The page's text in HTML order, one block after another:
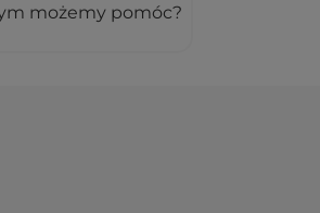
możemy pomóc?